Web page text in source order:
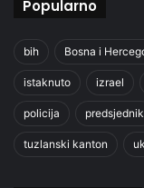
Popularno
bih Bosna i
istaknuto izrael
policija predsjednik
tuzlanski kanton